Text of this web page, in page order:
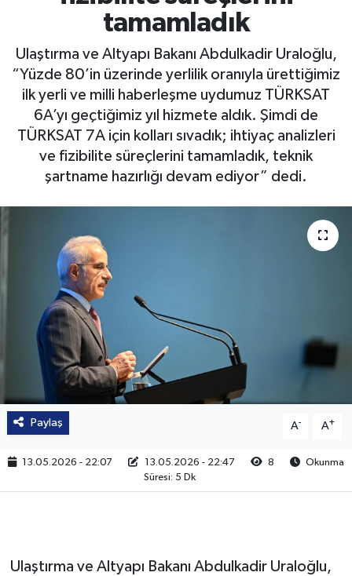
tamamladık
Ulaştırma ve Altyapı Bakanı Abdulkadir Uraloğlu,
“Yüzde 80’in üzerinde yerlilik oranıyla ürettiğimiz
ilk yerli ve milli haberleşme uydumuz TÜRKSAT
6A’yı geçtiğimiz yıl hizmete aldık. Şimdi de
TÜRKSAT 7A için kolları sıvadık; ihtiyaç analizleri
ve fizibilite süreçlerini tamamladık, teknik
şartname hazırlığı devam ediyor” dedi.
Paylaş A- A+
13.05.2026 - 22:07 13.05.2026 - 22:47 8
Okunma
Süresi: 5 Dk
Ulaştırma ve Altyapı Bakanı Abdulkadir Uraloğlu,